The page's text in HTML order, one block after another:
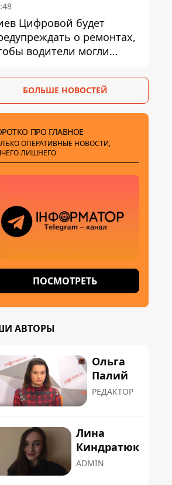
Цифровой будет
о ремонтах,
водители могли
БОЛЬШЕ НОВОСТЕЙ
ПРО ГЛАВНОЕ
ОПЕРАТИВНЫЕ НОВОСТИ,
ЛИШНЕГО
ПОСМОТРЕТЬ
АВТОРЫ
Ольга
Палий
РЕДАКТОР
Лина
Киндратюк
ADMIN